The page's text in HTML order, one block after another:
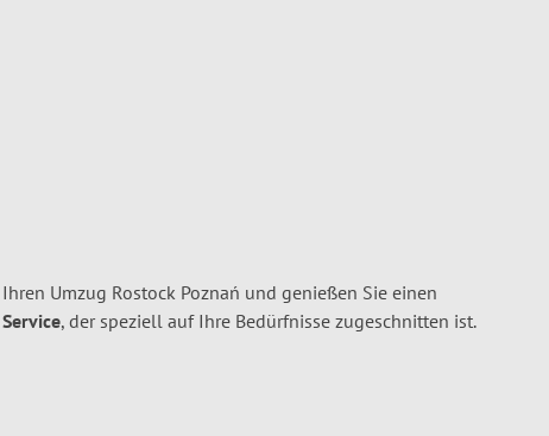
Umzug Rostock Poznań und genießen Sie einen
, der speziell auf Ihre Bedürfnisse zugeschnitten ist.